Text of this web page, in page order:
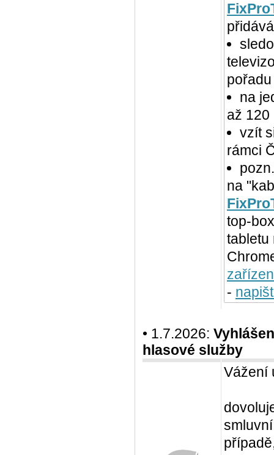
pořadu
na
až 120
vzít
rámci
na
top-
tabletu
-
• 1.7.2026:
hlasové služby
Vážení